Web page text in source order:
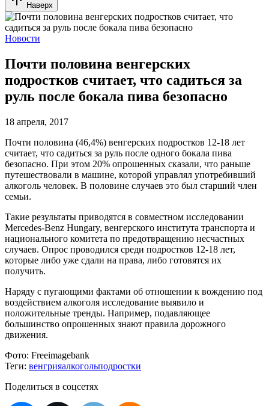
Наверх
Новости
Почти половина венгерских
подростков считает, что садиться за
руль после бокала пива безопасно
18 апреля, 2017
Почти половина (46,4%) венгерских подростков 12-18 лет
считает, что садиться за руль после одного бокала пива
безопасно. При этом 20% опрошенных сказали, что раньше
путешествовали в машине, которой управлял употребивший
алкоголь человек. В половине случаев это был старший член
семьи.
Такие результаты приводятся в совместном исследовании
Mercedes-Benz Hungary, венгерского института транспорта и
национального комитета по предотвращению несчастных
случаев. Опрос проводился среди подростков 12-18 лет,
которые либо уже сдали на права, либо готовятся их
получить.
Наряду с пугающими фактами об отношении к вождению под
воздействием алкоголя исследование выявило и
положительные тренды. Например, подавляющее
большинство опрошенных знают правила дорожного
движения.
Фото: Freeimagebank
Теги: венгрияалкогольподростки
Поделиться в соцсетях